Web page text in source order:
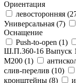
Ориентация
левосторонняя (
Универсальная (7)
Оснащение
Push-to-open (1)
Ш.П.360-16 Выпуск
М200 (1)
слив-перелив (10)
кронштейны (8)